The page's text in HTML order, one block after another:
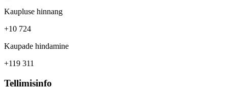
Kaupluse hinnang
+10 724
Kaupade hindamine
+119 311
Tellimisinfo